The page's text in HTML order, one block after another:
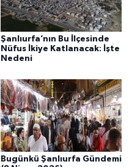
Şanlıurfa’nın Bu İlçesinde
Nüfus İkiye Katlanacak: İşte
Nedeni
Bugünkü Şanlıurfa Gündemi